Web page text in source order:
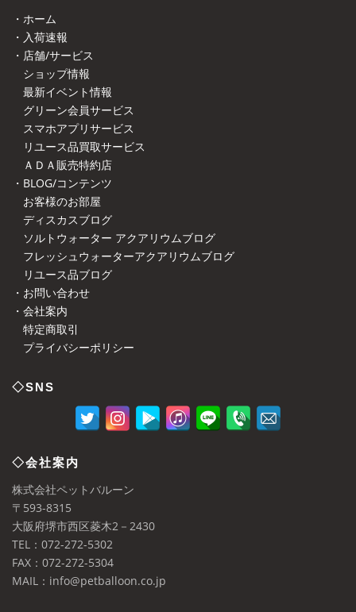
・ホーム
・入荷速報
・店舗/サービス
ショップ情報
最新イベント情報
グリーン会員サービス
スマホアプリサービス
リユース品買取サービス
ＡＤＡ販売特約店
・BLOG/コンテンツ
お客様のお部屋
ディスカスブログ
ソルトウォーター アクアリウムブログ
フレッシュウォーターアクアリウムブログ
リユース品ブログ
・お問い合わせ
・会社案内
特定商取引
プライバシーポリシー
◇SNS
◇会社案内
株式会社ペットバルーン
〒593-8315
大阪府堺市西区菱木2－2430
TEL：072-272-5302
FAX：072-272-5304
MAIL：info@petballoon.co.jp